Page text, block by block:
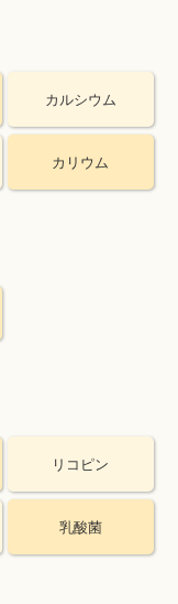
カルシウム
カリウム
リコピン
乳酸菌